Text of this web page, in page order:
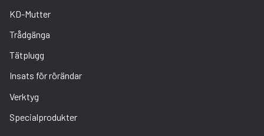
KD-Mutter
Trådgänga
Tätplugg
Insats för rörändar
Verktyg
Specialprodukter